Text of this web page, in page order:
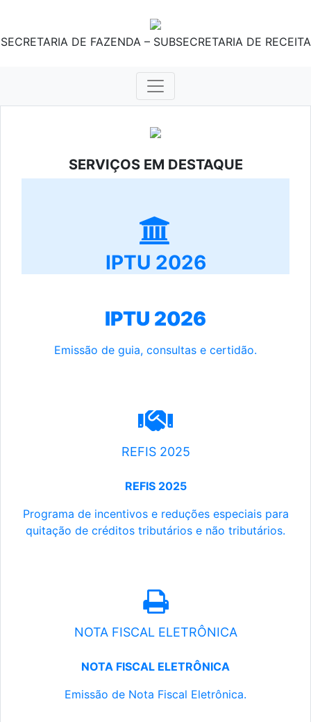
SECRETARIA DE FAZENDA – SUBSECRETARIA DE RECEITA
SERVIÇOS EM DESTAQUE
IPTU 2026
IPTU 2026
Emissão de guia, consultas e certidão.
REFIS 2025
REFIS 2025
Programa de incentivos e reduções especiais para
quitação de créditos tributários e não tributários.
NOTA FISCAL ELETRÔNICA
NOTA FISCAL ELETRÔNICA
Emissão de Nota Fiscal Eletrônica.